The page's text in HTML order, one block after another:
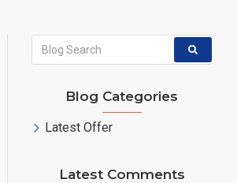
Blog Categories
Latest Offer
Latest Comments